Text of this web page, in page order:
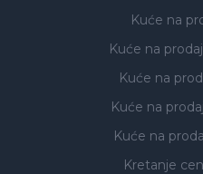
Kuće na
Kuće na
Kuće na
Kuće na
Kuće na
Kretanje